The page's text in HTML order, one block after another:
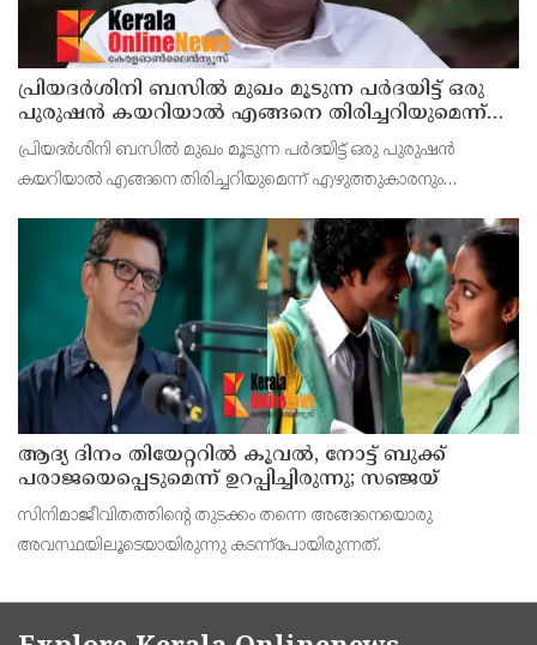
പ്രിയദർശിനി ബസിൽ മുഖം മൂടുന്ന പർദയിട്ട് ഒരു
പുരുഷൻ കയറിയാൽ എങ്ങനെ തിരിച്ചറിയുമെന്ന്
എംഎൻ കാരശ്ശേരി
പ്രിയദർശിനി ബസിൽ മുഖം മൂടുന്ന പർദയിട്ട് ഒരു പുരുഷൻ
കയറിയാൽ എങ്ങനെ തിരിച്ചറിയുമെന്ന് എഴുത്തുകാരനും
പർദയായ നിഖാബ് എന്തുകൊണ്ടാണ് വലിയൊരു നിയമപ്രശ്നമാ
ആദ്യ ദിനം തിയേറ്ററില്‍ കൂവല്‍, നോട്ട് ബുക്ക്
പരാജയെപ്പെടുമെന്ന് ഉറപ്പിച്ചിരുന്നു; സഞ്ജയ്
സിനിമാജീവിതത്തിന്റെ തുടക്കം തന്നെ അങ്ങനെയൊരു
അവസ്ഥയിലൂടെയായിരുന്നു കടന്ന്‌പോയിരുന്നത്.